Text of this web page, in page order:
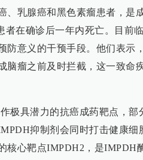
、乳腺癌和黑色素瘤患者，是
者在确诊后一年内死亡。目前
防意义的干预手段。他们表示
脑瘤之前及时拦截，这一致命
极具潜力的抗癌成药靶点，部
抑制剂会同时打击健康细
核心靶点IMPDH2，是IMPDH